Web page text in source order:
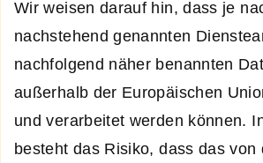
Wir weisen darauf hin, dass je
nachstehend genannten
nachfolgend näher benannten
außerhalb der Europäischen
und verarbeitet werden können.
besteht das Risiko, dass das von